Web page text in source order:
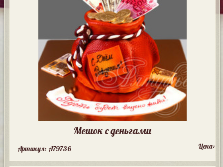
Мешок с деньгами
Артикул: A79736 Цена: